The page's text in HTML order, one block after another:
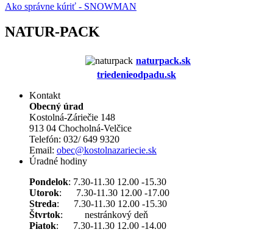
Ako správne kúriť - SNOWMAN
NATUR-PACK
naturpack.sk
triedenieodpadu.sk
Kontakt
Obecný úrad
Kostolná-Záriečie 148
913 04 Chocholná-Velčice
Telefón: 032/ 649 9320
Email: obec@kostolnazariecie.sk
Úradné hodiny
Pondelok: 7.30-11.30 12.00 -15.30
Utorok: 7.30-11.30 12.00 -17.00
Streda: 7.30-11.30 12.00 -15.30
Štvrtok: nestránkový deň
Piatok: 7.30-11.30 12.00 -14.00